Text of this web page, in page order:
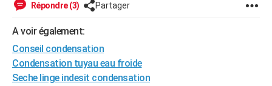
Bricolage
Lifestyle
Culture
Sport
Auto
Television
Voyage
Cinema
Répondre (3) Partager
A voir également:
Conseil condensation
Condensation tuyau eau froide
Seche linge indesit condensation